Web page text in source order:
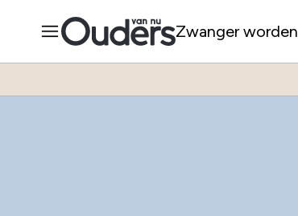
Zwanger worden